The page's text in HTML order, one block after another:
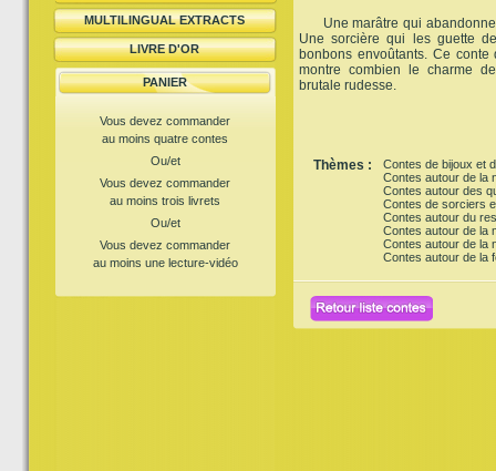
MULTILINGUAL EXTRACTS
LIVRE D'OR
PANIER
Vous devez commander
au moins quatre contes
Ou/et
Vous devez commander
au moins trois livrets
Ou/et
Vous devez commander
au moins une lecture-vidéo
Une marâtre qui abandonne
Une sorcière qui les guette
bonbons envoûtants. Ce
montre combien le charme
brutale rudesse.
Thèmes :
Contes de bijoux et
Contes autour de la
Contes autour des
Contes de sorciers
Contes autour du
Contes autour de la
Contes autour de la
Contes autour de la